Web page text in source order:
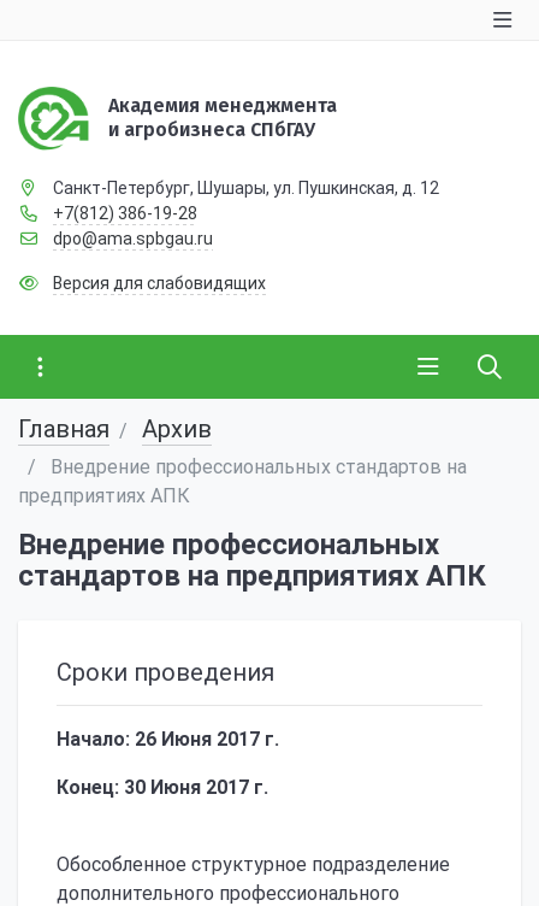
Академия менеджмента
и агробизнеса СПбГАУ
Санкт-Петербург, Шушары, ул. Пушкинская, д. 12
+7(812) 386-19-28
dpo@ama.spbgau.ru
Версия для слабовидящих
Главная Архив
Внедрение профессиональных стандартов на
предприятиях АПК
Внедрение профессиональных
стандартов на предприятиях АПК
Сроки проведения
Начало: 26 Июня 2017 г.
Конец: 30 Июня 2017 г.
Обособленное структурное подразделение
дополнительного профессионального